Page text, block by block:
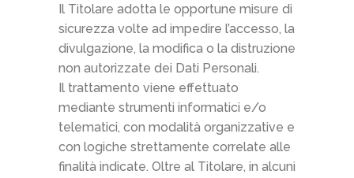
Il Titolare adotta le opportune misure di
sicurezza volte ad impedire l’accesso, la
divulgazione, la modifica o la distruzione
non autorizzate dei Dati Personali.
Il trattamento viene effettuato
mediante strumenti informatici e/o
telematici, con modalità organizzative e
con logiche strettamente correlate alle
finalità indicate. Oltre al Titolare, in alcuni